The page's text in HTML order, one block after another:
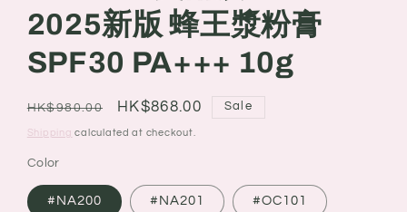
2025新版 蜂王漿粉膏
SPF30 PA+++ 10g
Regular
price
HK$980.00
Sale
price
HK$868.00 Sale
Shipping calculated at checkout.
Color
#NA200 #NA201 #OC101